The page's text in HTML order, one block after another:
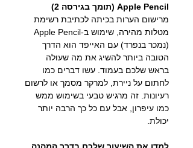
Apple Pencil (תומך בגירסה 2)
מרישום הערות בכיתה לכתיבת רשימת
מטלות מהירה, שימוש ב-Apple Pencil
(נמכר בנפרד) עם האייפד הוא הדרך
הטובה ביותר להשיג את מה שעולה
בראש שלכם בעמוד. עשו דברים כמו
לחתום על ניירת, למרקר מסמך או לרשום
רעיונות. זה מרגיש טבעי בשימוש ממש
כמו עיפרון, אבל עם כל כך הרבה יותר
יכולת.